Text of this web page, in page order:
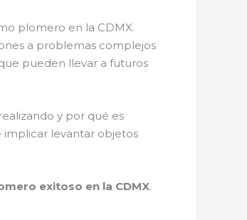
plomero en la CDMX.
a problemas complejos
pueden llevar a futuros
y por qué es
implicar levantar objetos
exitoso en la CDMX.